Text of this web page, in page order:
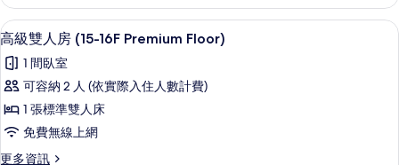
邊
間
(Wide
View)
的
所
有
非
吸
房,
邊
(Wide
View)
顯
示
高
級
雙
人
客房內保險箱、遮光布/窗簾、熨斗/
9
高級雙人房 (15-16F Premium Floor)
1 間臥室
可容納 2 人 (依實際入住人數計費)
1 張標準雙人床
免費無線上網
更多資訊
更